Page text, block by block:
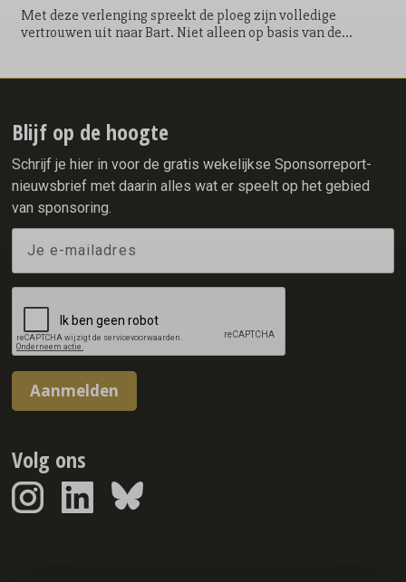
Met deze verlenging spreekt de ploeg zijn volledige
vertrouwen uit naar Bart. Niet alleen op basis van de
van de cultuurbewakers van Team X²O Badkamers. Bart won
wereldtitels (mass start), 4 Europese titels (mass start) en 4
x WK brons (allround, 5000 & 2 x mass start).
Blijf op de hoogte
Schrijf je hier in voor de gratis wekelijkse Sponsorreport-
nieuwsbrief met daarin alles wat er speelt op het gebied
van sponsoring.
Aanmelden
Volg ons